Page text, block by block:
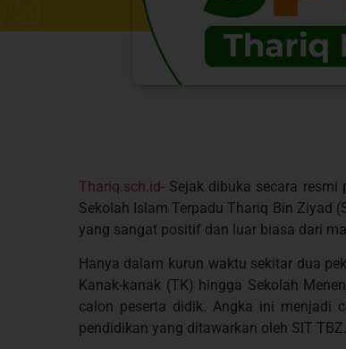
Thariq.sch.id-Sejak dibuka secara resmi
Sekolah Islam Terpadu Thariq Bin Ziyad
yang sangat positif dan luar biasa dari
Hanya dalam kurun waktu sekitar dua
Kanak-kanak (TK) hingga Sekolah
calon peserta didik. Angka ini menjadi
pendidikan yang ditawarkan oleh SIT TBZ.